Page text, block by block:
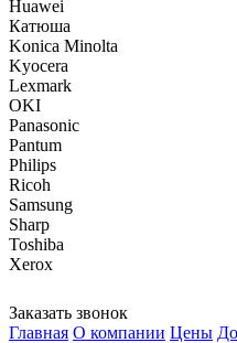
Huawei
Катюша
Konica Minolta
Kyocera
Lexmark
OKI
Panasonic
Pantum
Philips
Ricoh
Samsung
Sharp
Toshiba
Xerox
Заказать звонок
Главная О компании Цены